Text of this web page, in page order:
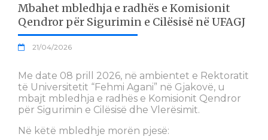
Mbahet mbledhja e radhës e Komisionit
Qendror për Sigurimin e Cilësisë në UFAGJ
21/04/2026
Me date 08 prill 2026, në ambientet e Rektoratit
të Universitetit “Fehmi Agani” në Gjakovë, u
mbajt mbledhja e radhës e Komisionit Qendror
për Sigurimin e Cilësisë dhe Vlerësimit.
Në këtë mbledhje morën pjesë: